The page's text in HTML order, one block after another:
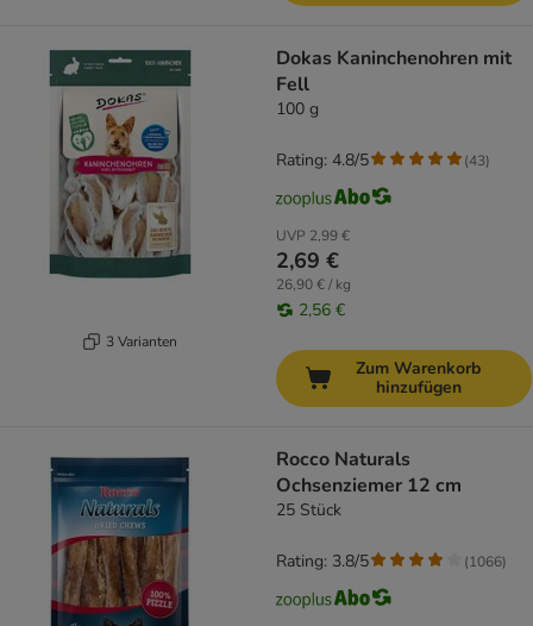
3 Varianten
Dokas Kaninchenohren mit
Fell
100 g
UVP 2,99 €
2,69 €
26,90 € / kg
2,56 €
Rating: 4.8/5 (43)
Zum Warenkorb
hinzufügen
Rocco Naturals
Ochsenziemer 12 cm
25 Stück
Rating: 3.8/5 (1066)